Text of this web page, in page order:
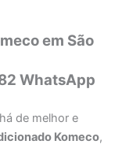
em São
WhatsApp
de melhor e
Komeco,